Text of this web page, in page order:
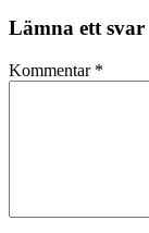
Lämna ett svar
Kommentar *